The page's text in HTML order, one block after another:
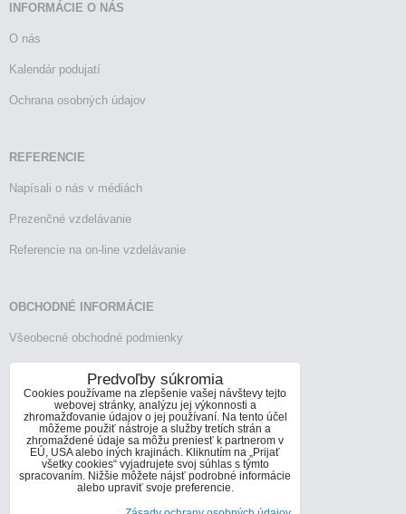
INFORMÁCIE O NÁS
O nás
Kalendár podujatí
Ochrana osobných údajov
REFERENCIE
Napísali o nás v médiách
Prezenčné vzdelávanie
Referencie na on-line vzdelávanie
OBCHODNÉ INFORMÁCIE
Všeobecné obchodné podmienky
Reklamačný poriadok
Vrátenie tovaru
KONTAKTY
Informácie o kontaktoch
Predvoľby súkromia
Cookies používame na zlepšenie vašej návštevy tejto
webovej stránky, analýzu jej výkonnosti a
zhromažďovanie údajov o jej používaní. Na tento účel
môžeme použiť nástroje a služby tretích strán a
zhromaždené údaje sa môžu preniesť k partnerom v
EÚ, USA alebo iných krajinách. Kliknutím na „Prijať
všetky cookies“ vyjadrujete svoj súhlas s týmto
spracovaním. Nižšie môžete nájsť podrobné informácie
alebo upraviť svoje preferencie.